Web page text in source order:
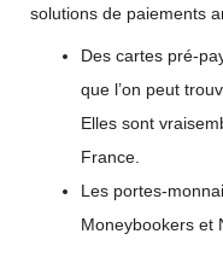
solutions de paiements
Des cartes pré-
que l’on peut
Elles sont
France.
Les portes-
Moneybookers et